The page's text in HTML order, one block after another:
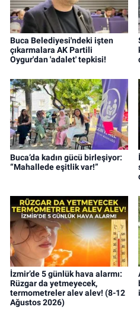
Buca Belediyesi'ndeki işten
çıkarmalara AK Partili
Oygur'dan 'adalet' tepkisi!
Buca’da kadın gücü birleşiyor:
“Mahallede eşitlik var!”
İzmir’de 5 günlük hava alarmı:
Rüzgar da yetmeyecek,
termometreler alev alev! (8-12
Ağustos 2026)